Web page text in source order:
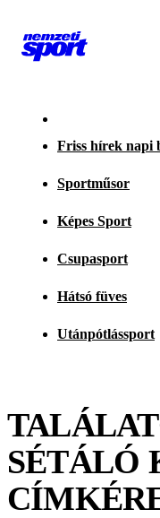
Friss hírek napi
Sportműsor
Képes Sport
Csupasport
Hátsó füves
Utánpótlássport
SÉTÁLÓ